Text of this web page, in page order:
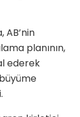
AB’nin
planının,
ederek